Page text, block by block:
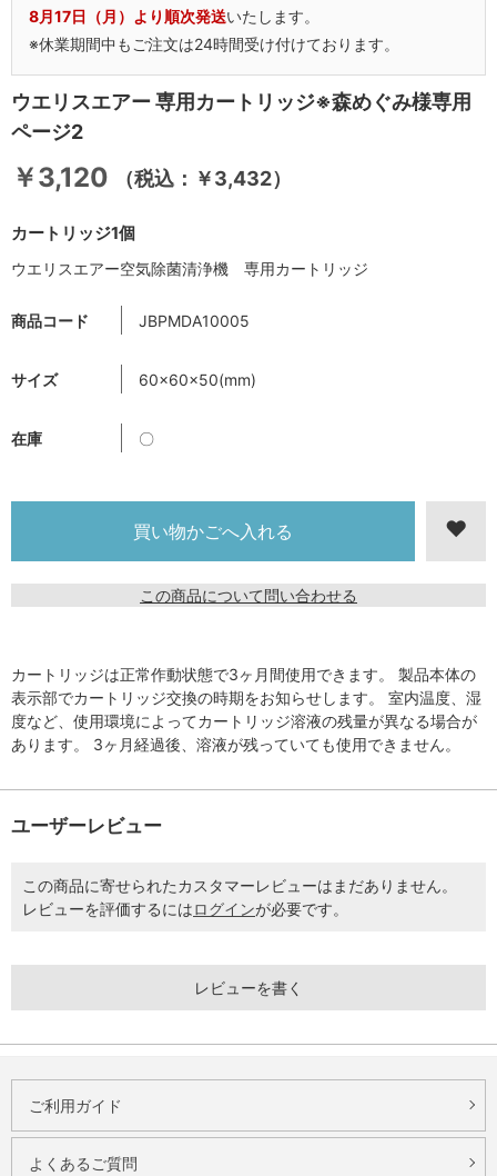
8月17日（月）より順次発送いたします。
※休業期間中もご注文は24時間受け付けております。
ウエリスエアー 専用カートリッジ※森めぐみ様専用
ページ2
カートリッジ1個
（税込：￥3,432）
￥3,120
商品コード JBPMDA10005
サイズ 60×60×50(mm)
在庫 〇
この商品について問い合わせる
ウエリスエアー空気除菌清浄機 専用カートリッジ
カートリッジは正常作動状態で3ヶ月間使用できます。 製品本体の
表示部でカートリッジ交換の時期をお知らせします。 室内温度、湿
度など、使用環境によってカートリッジ溶液の残量が異なる場合が
あります。 3ヶ月経過後、溶液が残っていても使用できません。
ユーザーレビュー
この商品に寄せられたカスタマーレビューはまだありません。
レビューを評価するにはログインが必要です。
レビューを書く
ご利用ガイド
よくあるご質問